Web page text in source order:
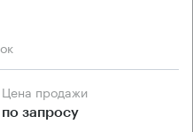
Цена продажи
по запросу